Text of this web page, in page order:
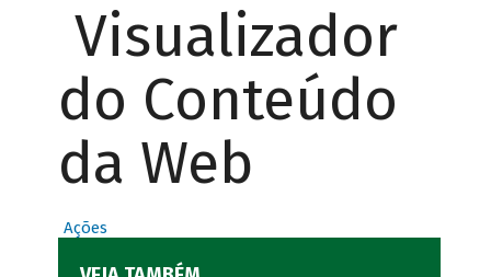
Visualizador
do Conteúdo
da Web
Ações